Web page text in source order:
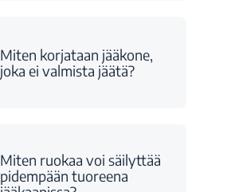
Miten korjataan jääkone,
joka ei valmista jäätä?
Miten ruokaa voi säilyttää
pidempään tuoreena